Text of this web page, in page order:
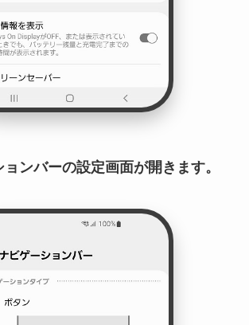
ンバーの設定画面が開きます。